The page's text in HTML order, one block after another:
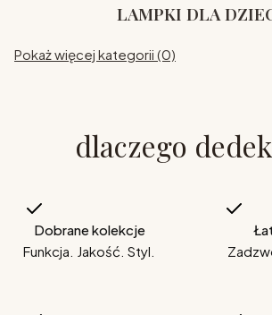
LAMPKI DLA
Pokaż więcej kategorii (0)
dlaczego
Dobrane kolekcje
Funkcja. Jakość. Styl.